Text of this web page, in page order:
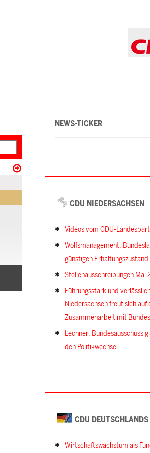
NEWS-TICKER
CDU NIEDERSACHSEN
Videos vom CDU-
Wolfsmanagement:
günstigen
Stellenausschreibungen Mai
Führungsstark und
Niedersachsen freut sich auf
Zusammenarbeit mit
Lechner: Bundesausschuss
den Politikwechsel
CDU DEUTSCHLANDS
Wirtschaftswachstum als